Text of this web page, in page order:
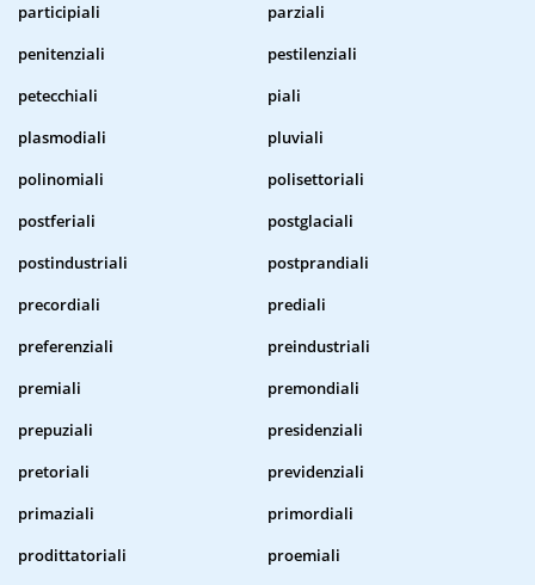
participiali
parziali
penitenziali
pestilenziali
petecchiali
piali
plasmodiali
pluviali
polinomiali
polisettoriali
postferiali
postglaciali
postindustriali
postprandiali
precordiali
prediali
preferenziali
preindustriali
premiali
premondiali
prepuziali
presidenziali
pretoriali
previdenziali
primaziali
primordiali
prodittatoriali
proemiali